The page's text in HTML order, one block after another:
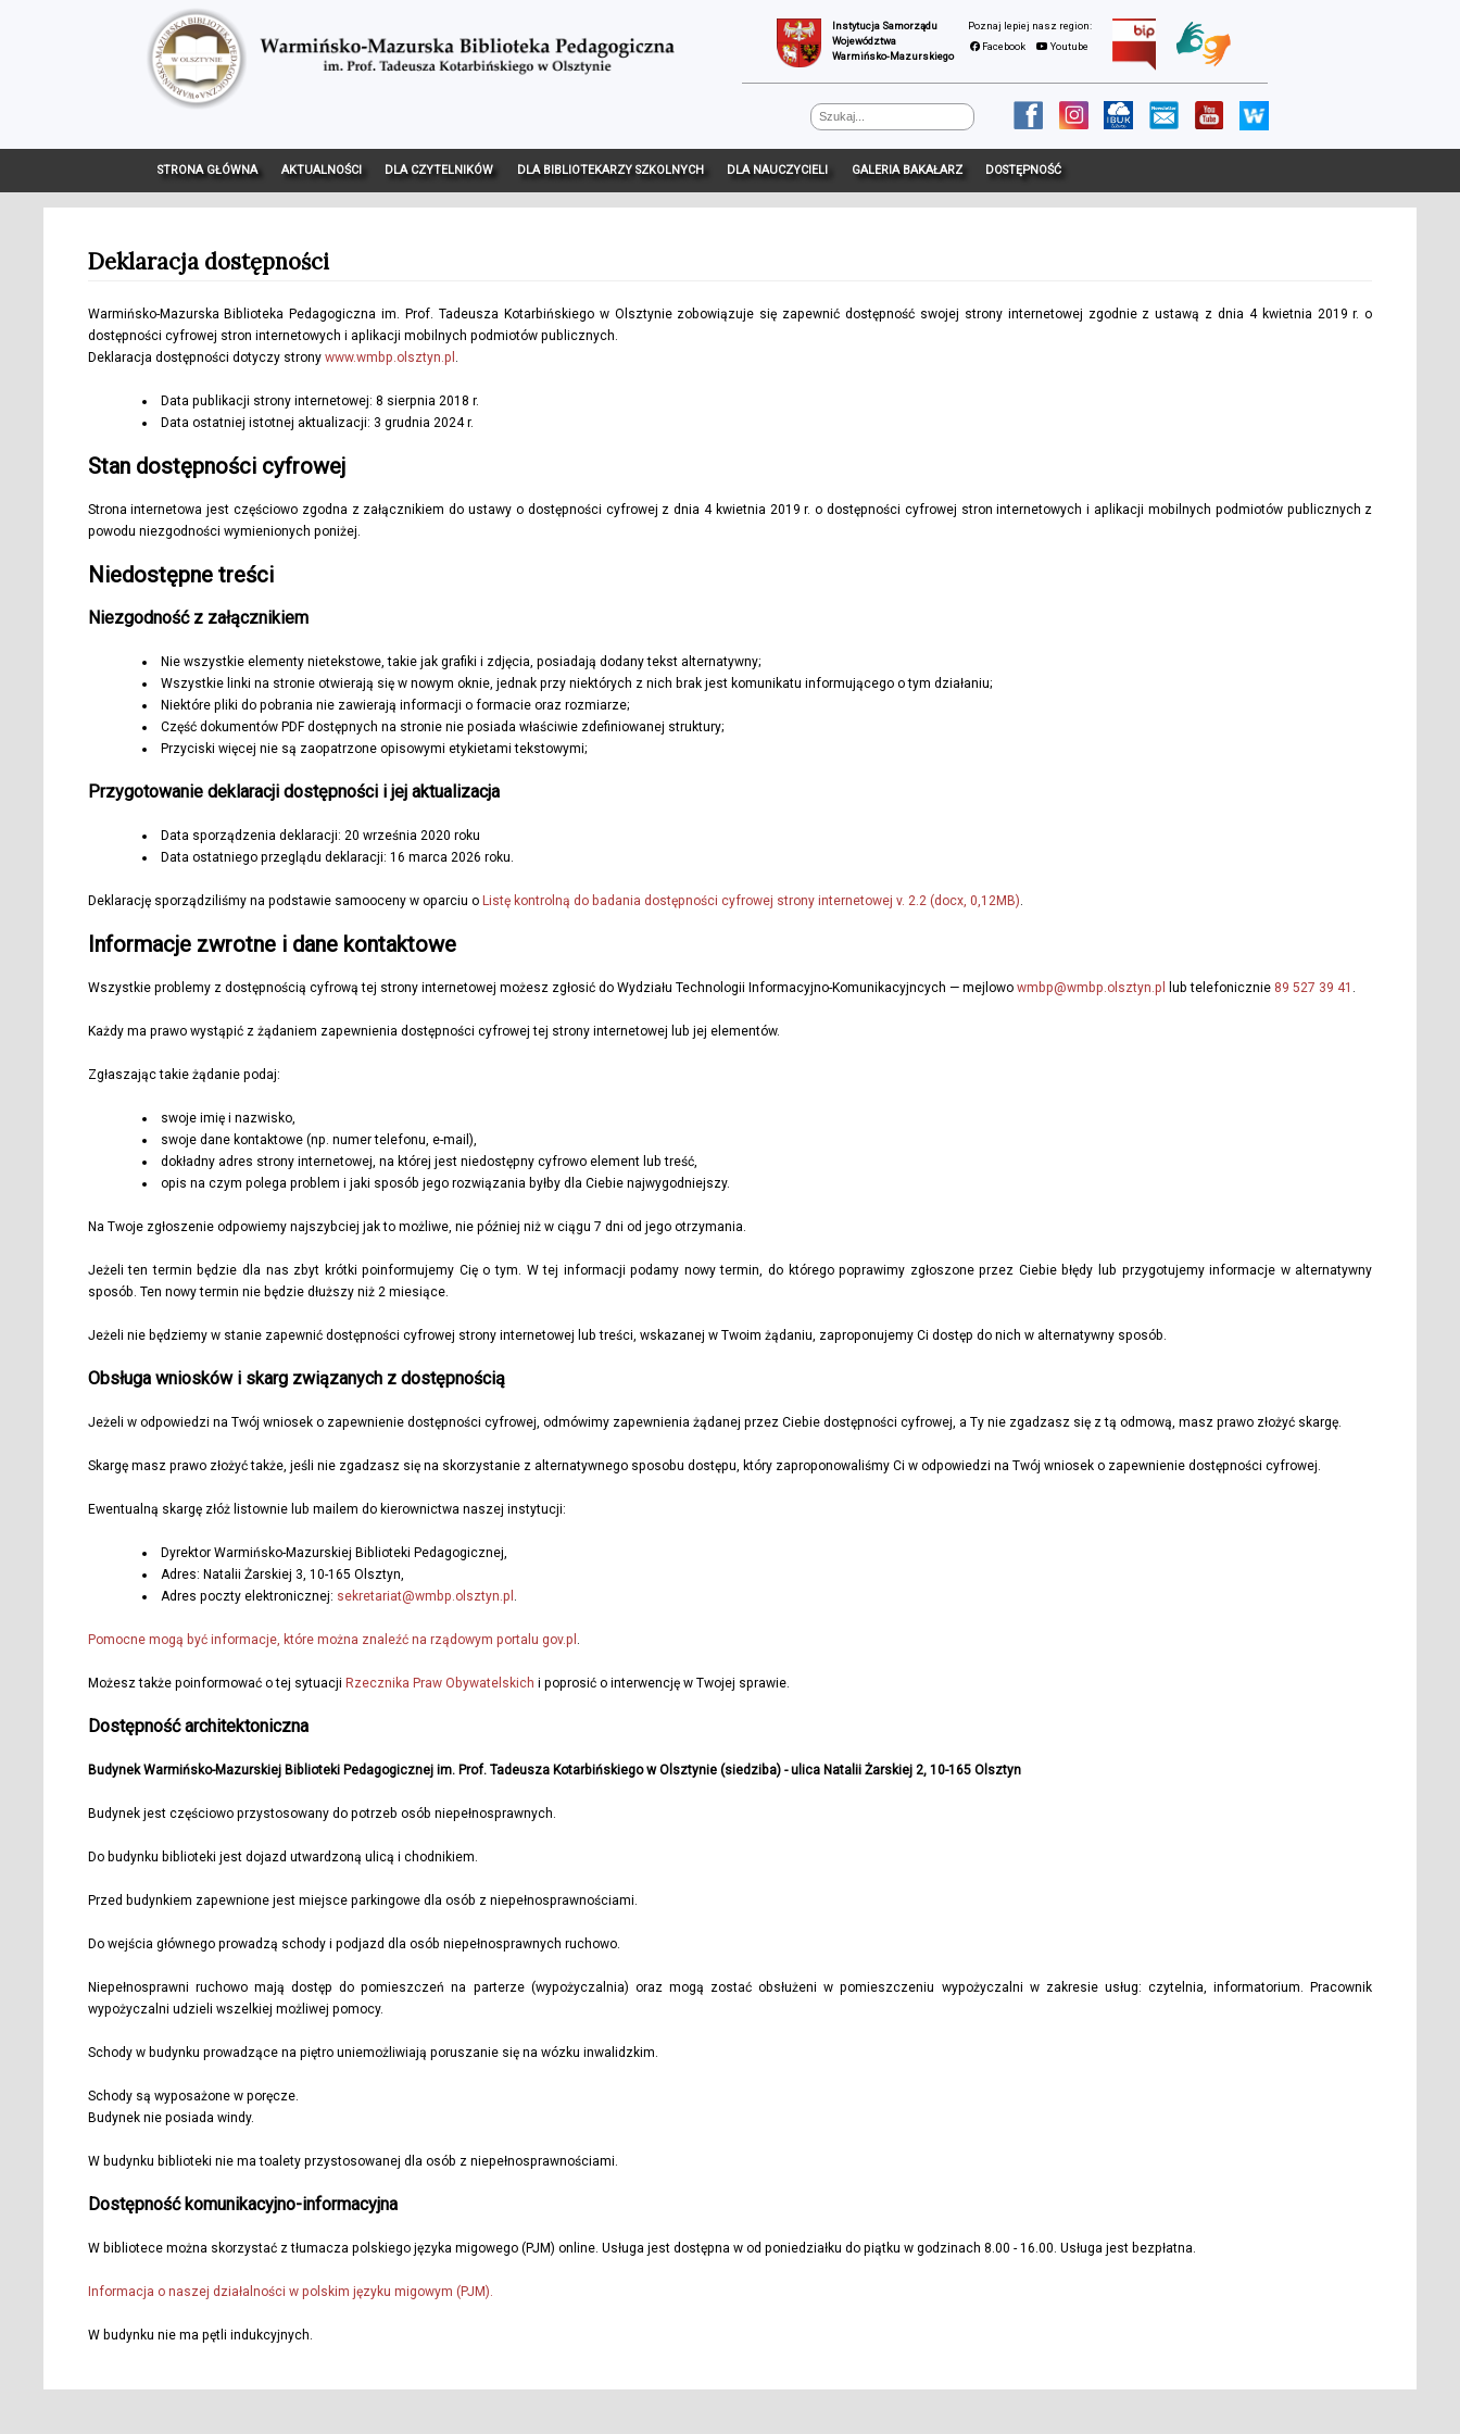
Instytucja Samorządu
Województwa
Warmińsko-Mazurskiego
Facebook Youtube
STRONA GŁÓWNA AKTUALNOŚCI DLA CZYTELNIKÓW DLA BIBLIOTEKARZY SZKOLNYCH DLA NAUCZYCIELI GALERIA BAKAŁARZ DOSTĘPNOŚĆ
Deklaracja dostępności
Warmińsko-Mazurska Biblioteka Pedagogiczna im. Prof. Tadeusza Kotarbińskiego w Olsztyniezobowiązuje się zapewnić dostępność swojej strony internetowej zgodnie z ustawą z dnia 4 kwietnia 2019 r. o
dostępności cyfrowej stron internetowych i aplikacji mobilnych podmiotów publicznych.
Deklaracja dostępności dotyczy strony www.wmbp.olsztyn.pl .
Data publikacji strony internetowej: 8 sierpnia 2018 r.
Data ostatniej istotnej aktualizacji: 3 grudnia 2024 r.
Stan dostępności cyfrowej
Strona internetowa jest częściowo zgodna z załącznikiem do ustawy o dostępności cyfrowej z dnia 4 kwietnia 2019 r. o dostępności cyfrowej stron internetowych i aplikacji mobilnych podmiotów publicznych z
powodu niezgodności wymienionych poniżej.
Niedostępne treści
Niezgodność z załącznikiem
Nie wszystkie elementy nietekstowe, takie jak grafiki i zdjęcia, posiadają dodany tekst alternatywny;
Wszystkie linki na stronie otwierają się w nowym oknie, jednak przy niektórych z nich brak jest komunikatu informującego o tym działaniu;
Niektóre pliki do pobrania nie zawierają informacji o formacie oraz rozmiarze;
Część dokumentów PDF dostępnych na stronie nie posiada właściwie zdefiniowanej struktury;
Przyciski więcej nie są zaopatrzone opisowymi etykietami tekstowymi;
Przygotowanie deklaracji dostępności i jej aktualizacja
Data sporządzenia deklaracji: 20 września 2020 roku
Data ostatniego przeglądu deklaracji: 16 marca 2026 roku.
Deklarację sporządziliśmy na podstawie samooceny w oparciu o Listę kontrolną do badania dostępności cyfrowej strony internetowej v. 2.2 (docx, 0,12MB).
Informacje zwrotne i dane kontaktowe
Wszystkie problemy z dostępnością cyfrową tej strony internetowej możesz zgłosić do Wydziału Technologii Informacyjno-Komunikacyjncych — mejlowo wmbp@wmbp.olsztyn.pl lub telefonicznie 89 527 39 41 .
Każdy ma prawo wystąpić z żądaniem zapewnienia dostępności cyfrowej tej strony internetowej lub jej elementów.
Zgłaszając takie żądanie podaj:
swoje imię i nazwisko,
swoje dane kontaktowe (np. numer telefonu, e-mail),
dokładny adres strony internetowej, na której jest niedostępny cyfrowo element lub treść,
opis na czym polega problem i jaki sposób jego rozwiązania byłby dla Ciebie najwygodniejszy.
Na Twoje zgłoszenie odpowiemy najszybciej jak to możliwe, nie później niż w ciągu 7 dni od jego otrzymania.
Jeżeli ten termin będzie dla nas zbyt krótki poinformujemy Cię o tym. W tej informacji podamy nowy termin, do którego poprawimy zgłoszone przez Ciebie błędy lub przygotujemy informacje w alternatywny
sposób. Ten nowy termin nie będzie dłuższy niż 2 miesiące.
Jeżeli nie będziemy w stanie zapewnić dostępności cyfrowej strony internetowej lub treści, wskazanej w Twoim żądaniu, zaproponujemy Ci dostęp do nich w alternatywny sposób.
Obsługa wniosków i skarg związanych z dostępnością
Jeżeli w odpowiedzi na Twój wniosek o zapewnienie dostępności cyfrowej, odmówimy zapewnienia żądanej przez Ciebie dostępności cyfrowej, a Ty nie zgadzasz się z tą odmową, masz prawo złożyć skargę.
Skargę masz prawo złożyć także, jeśli nie zgadzasz się na skorzystanie z alternatywnego sposobu dostępu, który zaproponowaliśmy Ci w odpowiedzi na Twój wniosek o zapewnienie dostępności cyfrowej.
Ewentualną skargę złóż listownie lub mailem do kierownictwa naszej instytucji:
Dyrektor Warmińsko-Mazurskiej Biblioteki Pedagogicznej,
Adres: Natalii Żarskiej 3, 10-165 Olsztyn,
Adres poczty elektronicznej: sekretariat@wmbp.olsztyn.pl .
Pomocne mogą być informacje, które można znaleźć na rządowym portalu gov.pl .
Możesz także poinformować o tej sytuacji Rzecznika Praw Obywatelskich i poprosić o interwencję w Twojej sprawie.
Dostępność architektoniczna
Budynek Warmińsko-Mazurskiej Biblioteki Pedagogicznej im. Prof. Tadeusza Kotarbińskiego w Olsztynie (siedziba) - ulica Natalii Żarskiej 2, 10-165 Olsztyn
Budynek jest częściowo przystosowany do potrzeb osób niepełnosprawnych.
Do budynku biblioteki jest dojazd utwardzoną ulicą i chodnikiem.
Przed budynkiem zapewnione jest miejsce parkingowe dla osób z niepełnosprawnościami.
Do wejścia głównego prowadzą schody i podjazd dla osób niepełnosprawnych ruchowo.
Niepełnosprawni ruchowo mają dostęp do pomieszczeń na parterze (wypożyczalnia) oraz mogą zostać obsłużeni w pomieszczeniu wypożyczalni w zakresie usług: czytelnia, informatorium. Pracownik
wypożyczalni udzieli wszelkiej możliwej pomocy.
Schody w budynku prowadzące na piętro uniemożliwiają poruszanie się na wózku inwalidzkim.
Schody są wyposażone w poręcze.
Budynek nie posiada windy.
W budynku biblioteki nie ma toalety przystosowanej dla osób z niepełnosprawnościami.
Dostępność komunikacyjno-informacyjna
W bibliotece można skorzystać z tłumacza polskiego języka migowego (PJM) online. Usługa jest dostępna w od poniedziałku do piątku w godzinach 8.00 - 16.00. Usługa jest bezpłatna.
Informacja o naszej działalności w polskim języku migowym (PJM).
W budynku nie ma pętli indukcyjnych.